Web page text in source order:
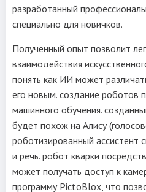
разработанный
специально для новичков.
Полученный опыт позволит
взаимодействия
понять как ИИ может
его новым. создание роботов
машинного обучения.
будет похож на Алису
роботизированный ассистент
и речь. робот кварки
может получать доступ к
программу PictoBlox, что